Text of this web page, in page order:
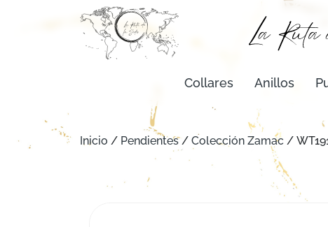
Collares Anillos
Inicio / Pendientes/ Colección Zamac /